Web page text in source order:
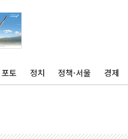
포토 정치 정책·서울 경제